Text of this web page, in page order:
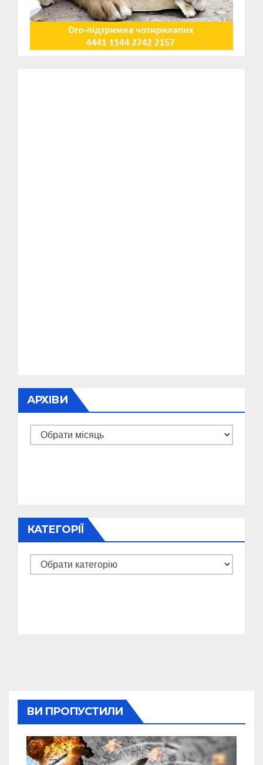
АРХІВИ
Архіви
КАТЕГОРІЇ
Категорії
ВИ ПРОПУСТИЛИ